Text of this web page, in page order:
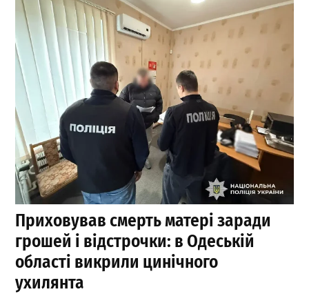
Приховував смерть матері заради
грошей і відстрочки: в Одеській
області викрили цинічного
ухилянта